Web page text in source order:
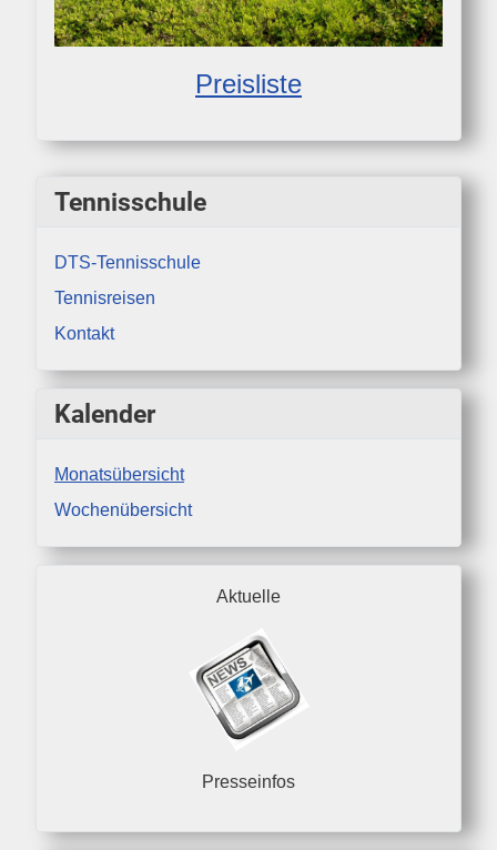
Tennisschule
DTS-Tennisschule
Tennisreisen
Kontakt
Kalender
Monatsübersicht
Wochenübersicht
Aktuelle
Presseinfos
Preisliste